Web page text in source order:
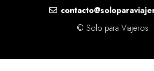
© Solo para Viajeros